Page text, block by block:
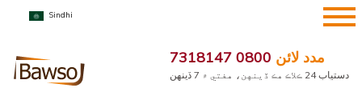
Sindhi
مدد لائن
دستياب 24 ڪلاڪ هڪ ڏينهن، هفتي ۾ 7 ڏينهن